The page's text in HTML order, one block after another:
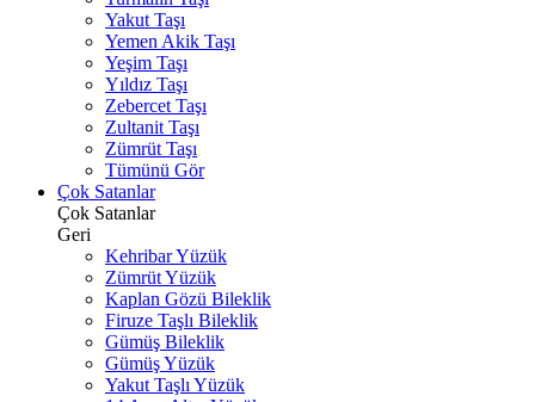
Yakut Taşı
Yemen Akik Taşı
Yeşim Taşı
Yıldız Taşı
Zebercet Taşı
Zultanit Taşı
Zümrüt Taşı
Tümünü Gör
Çok Satanlar
Çok Satanlar
Geri
Kehribar Yüzük
Zümrüt Yüzük
Kaplan Gözü Bileklik
Firuze Taşlı Bileklik
Gümüş Bileklik
Gümüş Yüzük
Yakut Taşlı Yüzük